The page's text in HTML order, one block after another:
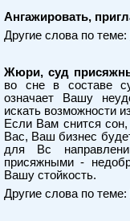
Ангажировать,
Другие слова по теме:
Жюри, суд
во сне в составе
означает Вашу
искать возможности
Если Вам снится
Вас, Ваш бизнес
для Вс
присяжными -
Вашу стойкость.
Другие слова по теме: